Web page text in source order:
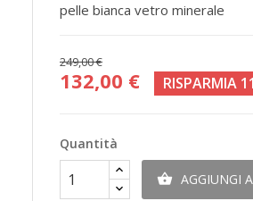
pelle bianca vetro minerale
249,00 €
132,00 € RISPARMIA
Quantità
 AGGIUNGI